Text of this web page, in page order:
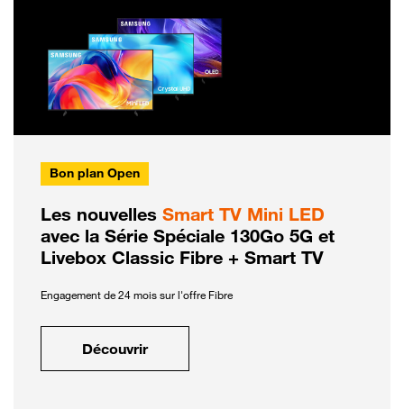
Bon plan Open
Les nouvelles Smart TV Mini LED
avec la Série Spéciale 130Go 5G et
Livebox Classic Fibre + Smart TV
Engagement de 24 mois sur l'offre Fibre
Découvrir